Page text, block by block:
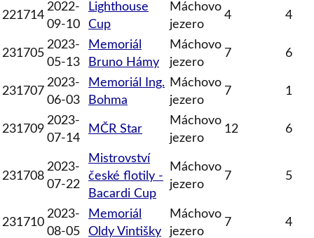
221714
2022-
09-10
Lighthouse
Cup
Máchovo
jezero
4 4
231705
2023-
05-13
Memoriál
Bruno Hámy
Máchovo
jezero
7 6
231707
2023-
06-03
Memoriál Ing.
Bohma
Máchovo
jezero
7 1
231709
2023-
07-14
MČR Star
Máchovo
jezero
12 6
231708
2023-
07-22
Mistrovství
české flotily -
Bacardi Cup
Máchovo
jezero
7 5
231710
2023-
08-05
Memoriál
Oldy Vintišky
Máchovo
jezero
7 4